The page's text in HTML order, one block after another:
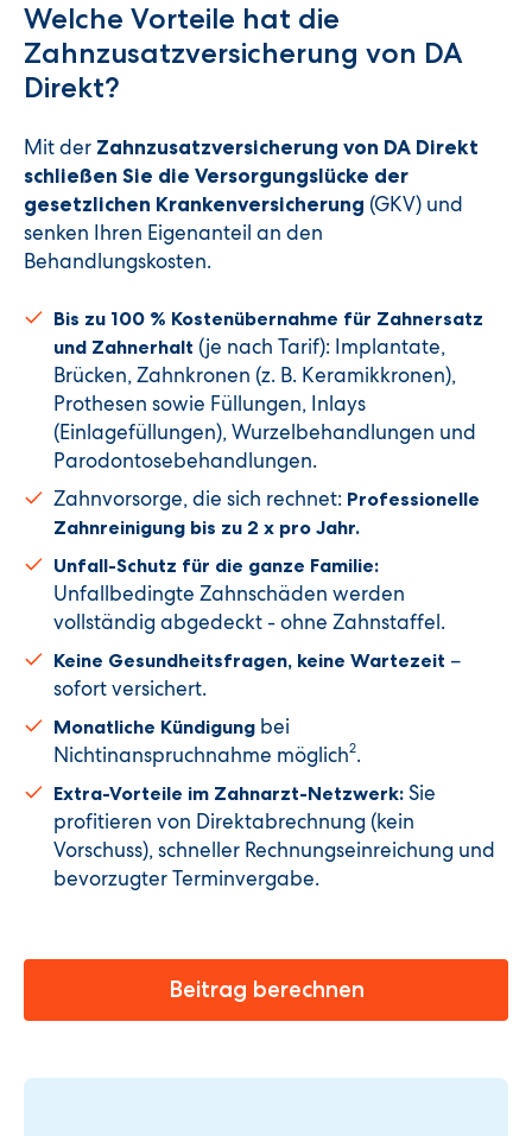
Welche Vorteile hat die
Zahnzusatzversicherung von DA
Direkt?
Mit der Zahnzusatzversicherung von DA Direkt
schließen Sie die Versorgungslücke der
gesetzlichen Krankenversicherung (GKV) und
senken Ihren Eigenanteil an den
Behandlungskosten.
Bis zu 100 % Kostenübernahme für Zahnersatz
und Zahnerhalt (je nach Tarif): Implantate,
Brücken, Zahnkronen (z. B. Keramikkronen),
Prothesen sowie Füllungen, Inlays
(Einlagefüllungen), Wurzelbehandlungen und
Parodontosebehandlungen.
Zahnvorsorge, die sich rechnet: Professionelle
Zahnreinigung bis zu 2 x pro Jahr.
Unfall-Schutz für die ganze Familie:
Unfallbedingte Zahnschäden werden
vollständig abgedeckt - ohne Zahnstaffel.
Keine Gesundheitsfragen, keine Wartezeit –
sofort versichert.
Monatliche Kündigung bei
Nichtinanspruchnahme möglich2.
Extra-Vorteile im Zahnarzt-Netzwerk: Sie
profitieren von Direktabrechnung (kein
Vorschuss), schneller Rechnungseinreichung und
bevorzugter Terminvergabe.
Beitrag berechnen